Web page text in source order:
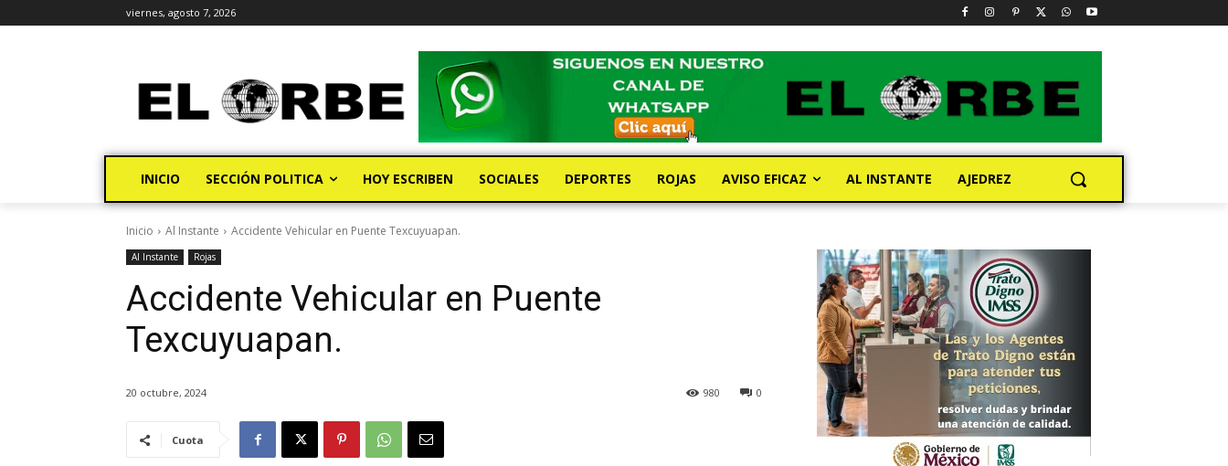
viernes, agosto 7, 2026
INICIO SECCIÓN POLITICA HOY ESCRIBEN SOCIALES DEPORTES ROJAS AVISO EFICAZ AL INSTANTE AJEDREZ
Inicio Al Instante Accidente Vehicular en Puente Texcuyuapan.
Al Instante Rojas
Accidente Vehicular en Puente
Texcuyuapan.
20 octubre, 2024 0
980
Cuota